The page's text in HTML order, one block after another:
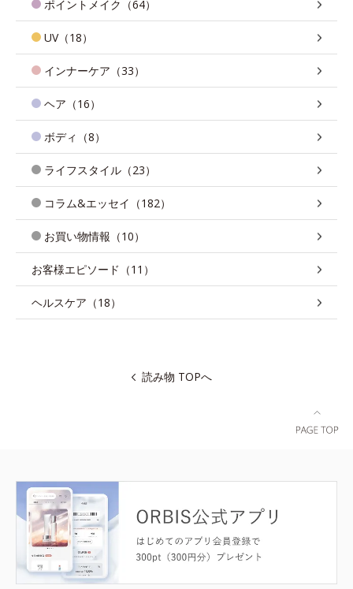
ポイントメイク（64）
UV（18）
インナーケア（33）
ヘア（16）
ボディ（8）
ライフスタイル（23）
コラム&エッセイ（182）
お買い物情報（10）
お客様エピソード（11）
ヘルスケア（18）
読み物 TOPへ